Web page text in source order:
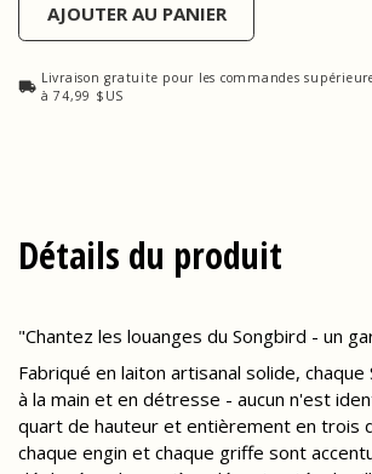
AJOUTER AU PANIER
Livraison gratuite pour les commandes
à 74,99 $US
Détails du produit
"Chantez les louanges du Songbird - un
Fabriqué en laiton artisanal solide,
à la main et en détresse - aucun n'est
quart de hauteur et entièrement en trois
chaque engin et chaque griffe sont